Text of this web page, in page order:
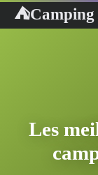
⛺
Les